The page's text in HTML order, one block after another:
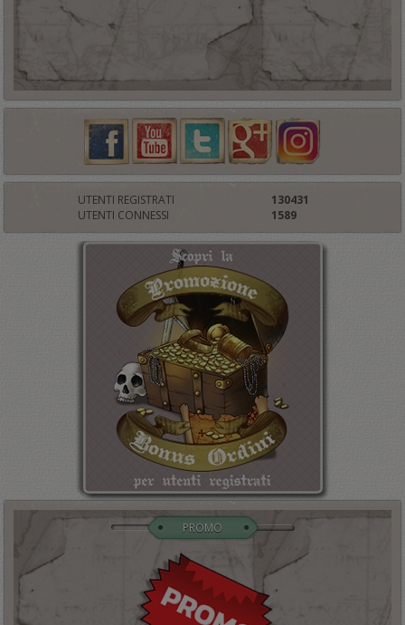
UTENTI REGISTRATI
130431
UTENTI CONNESSI
1589
PROMO